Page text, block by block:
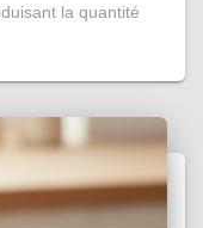
la quantité